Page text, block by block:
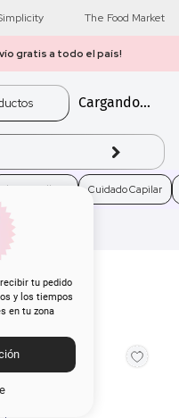
The Food Market
gratis a todo el país!
Cargando...
tu pedido
y los tiempos
en tu zona
Electro Belleza Cuidado Capilar
x 200 g